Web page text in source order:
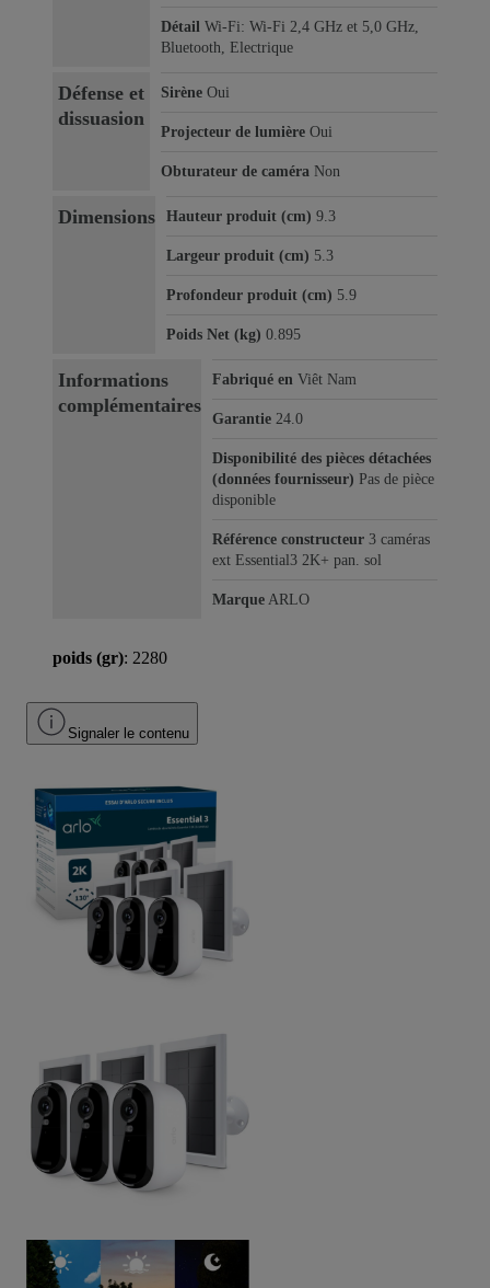
Détail Wi-Fi: Wi-Fi 2,4 GHz et 5,0 GHz,
Bluetooth, Electrique
Défense et
dissuasion
Sirène Oui
Projecteur de lumière Oui
Obturateur de caméra Non
Dimensions Hauteur produit (cm) 9.3
Largeur produit (cm) 5.3
Profondeur produit (cm) 5.9
Poids Net (kg) 0.895
Informations
complémentaires
Fabriqué en Viêt Nam
Garantie 24.0
Disponibilité des pièces détachées
(données fournisseur) Pas de pièce
disponible
Référence constructeur 3 caméras
ext Essential3 2K+ pan. sol
Marque ARLO
poids (gr): 2280
Signaler le contenu